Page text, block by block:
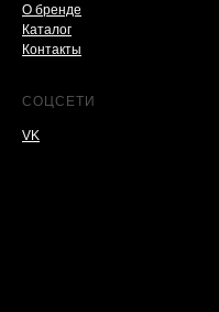
О бренде
Каталог
Контакты
СОЦСЕТИ
VK